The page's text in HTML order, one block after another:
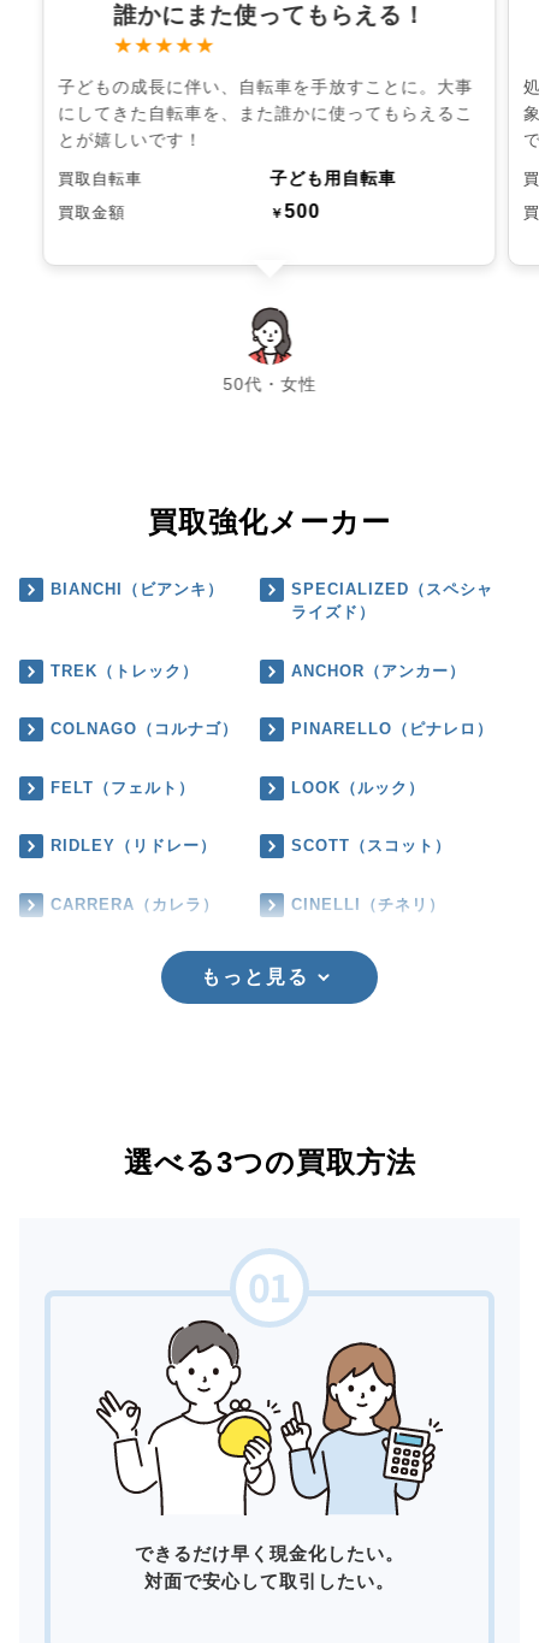
誰かにまた使ってもらえる！
★★★★★
子どもの成長に伴い、自転車を手放すことに。大事
にしてきた自転車を、また誰かに使ってもらえるこ
とが嬉しいです！
買取自転車 子ども用自転車
買取金額 ￥500
50代・女性
chevron_left chevron_right
買取強化メーカー
BIANCHI（ビアンキ）
SPECIALIZED（スペシャ
ライズド）
TREK（トレック） ANCHOR（アンカー）
COLNAGO（コルナゴ） PINARELLO（ピナレロ）
FELT（フェルト） LOOK（ルック）
RIDLEY（リドレー） SCOTT（スコット）
CARRERA（カレラ） CINELLI（チネリ）
もっと見る
選べる3つの買取方法
できるだけ早く現金化したい。
対面で安心して取引したい。